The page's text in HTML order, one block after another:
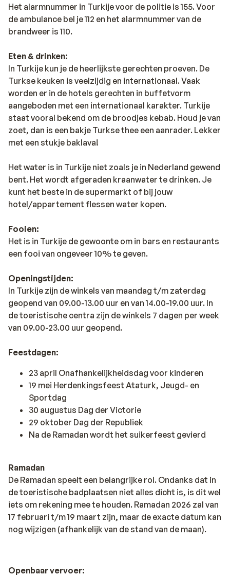
Het alarmnummer in Turkije voor de politie is 155. Voor
de ambulance bel je 112 en het alarmnummer van de
brandweer is 110.
Eten & drinken:
In Turkije kun je de heerlijkste gerechten proeven. De
Turkse keuken is veelzijdig en internationaal. Vaak
worden er in de hotels gerechten in buffetvorm
aangeboden met een internationaal karakter. Turkije
staat vooral bekend om de broodjes kebab. Houd je van
zoet, dan is een bakje Turkse thee een aanrader. Lekker
met een stukje baklava!
Het water is in Turkije niet zoals je in Nederland gewend
bent. Het wordt afgeraden kraanwater te drinken. Je
kunt het beste in de supermarkt of bij jouw
hotel/appartement flessen water kopen.
Fooien:
Het is in Turkije de gewoonte om in bars en restaurants
een fooi van ongeveer 10% te geven.
Openingstijden:
In Turkije zijn de winkels van maandag t/m zaterdag
geopend van 09.00-13.00 uur en van 14.00-19.00 uur. In
de toeristische centra zijn de winkels 7 dagen per week
van 09.00-23.00 uur geopend.
Feestdagen:
23 april Onafhankelijkheidsdag voor kinderen
19 mei Herdenkingsfeest Ataturk, Jeugd- en
Sportdag
30 augustus Dag der Victorie
29 oktober Dag der Republiek
Na de Ramadan wordt het suikerfeest gevierd
Ramadan
De Ramadan speelt een belangrijke rol. Ondanks dat in
de toeristische badplaatsen niet alles dicht is, is dit wel
iets om rekening mee te houden. Ramadan 2026 zal van
17 februari t/m 19 maart zijn, maar de exacte datum kan
nog wijzigen (afhankelijk van de stand van de maan).
Openbaar vervoer: